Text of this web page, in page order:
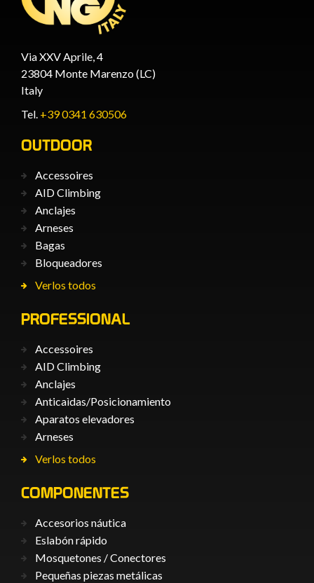
Via XXV Aprile, 4
23804 Monte Marenzo (LC)
Italy
Tel. +39 0341 630506
OUTDOOR
Accessoires
AID Climbing
Anclajes
Arneses
Bagas
Bloqueadores
Verlos todos
PROFESSIONAL
Accessoires
AID Climbing
Anclajes
Anticaìdas/Posicionamiento
Aparatos elevadores
Arneses
Verlos todos
COMPONENTES
Accesorios náutica
Eslabón rápido
Mosquetones / Conectores
Pequeñas piezas metálicas